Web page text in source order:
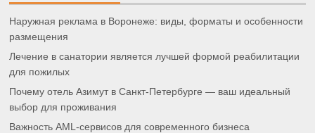
Наружная реклама в Воронеже: виды, форматы и особенности
размещения
Лечение в санатории является лучшей формой реабилитации
для пожилых
Почему отель Азимут в Санкт-Петербурге — ваш идеальный
выбор для проживания
Важность AML-сервисов для современного бизнеса